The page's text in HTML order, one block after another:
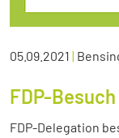
05.09.2021 |
FDP-Besuch
FDP-Delegation